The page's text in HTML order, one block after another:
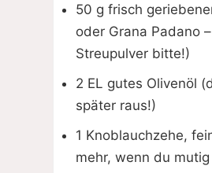
50 g frisch
oder Grana Padano
Streupulver bitte!)
2 EL gutes Olivenöl
später raus!)
1 Knoblauchzehe,
mehr, wenn du